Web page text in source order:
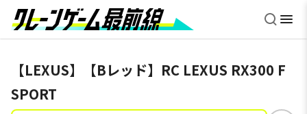
【LEXUS】【Bレッド】RC LEXUS RX300 F
SPORT